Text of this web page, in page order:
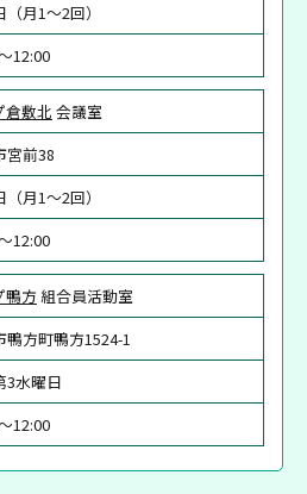
月1〜2回）
12:00
倉敷北 会議室
宮前38
月1〜2回）
12:00
鴨方 組合員活動室
鴨方町鴨方1524-1
3水曜日
12:00